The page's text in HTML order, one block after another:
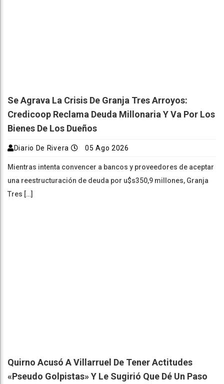
Se Agrava La Crisis De Granja Tres Arroyos:
Credicoop Reclama Deuda Millonaria Y Va Por Los
Bienes De Los Dueños
Diario De Rivera 05 Ago 2026
Mientras intenta convencer a bancos y proveedores de aceptar
una reestructuración de deuda por u$s350,9 millones, Granja
Tres […]
Quirno Acusó A Villarruel De Tener Actitudes
«pseudo Golpistas» Y Le Sugirió Que Dé Un Paso